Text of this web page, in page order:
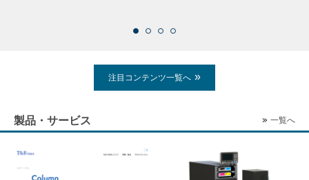
注目コンテンツ一覧へ
製品・サービス 一覧へ